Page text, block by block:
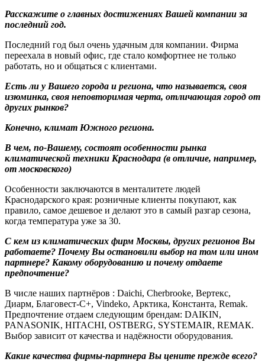
Расскажите о главных достижениях Вашей компании за
последний год.
Последний год был очень удачным для компании. Фирма
переехала в новый офис, где стало комфортнее не только
работать, но и общаться с клиентами.
Есть ли у Вашего города и региона, что называется, своя
изюминка, своя неповторимая черта, отличающая город от
других рынков?
Конечно, климат Южного региона.
В чем, по-Вашему, состоят особенности рынка
климатической техники Краснодара (в отличие, например,
от московского)
Особенности заключаются в менталитете людей
Краснодарского края: розничные клиенты покупают, как
правило, самое дешевое и делают это в самый разгар сезона,
когда температура уже за 30.
С кем из климатических фирм Москвы, других регионов Вы
работаете? Почему Вы остановили выбор на том или ином
партнере? Какому оборудованию и почему отдаете
предпочтение?
В числе наших партнёров : Daichi, Cherbrooke, Вертекс,
Диарм, Благовест-С+, Vindeko, Арктика, Константа, Remak.
Предпочтение отдаем следующим брендам: DAIKIN,
PANASONIK, HITACHI, OSTBERG, SYSTEMAIR, REMAК.
Выбор зависит от качества и надёжности оборудования.
Какие качества фирмы-партнера Вы цените прежде всего?